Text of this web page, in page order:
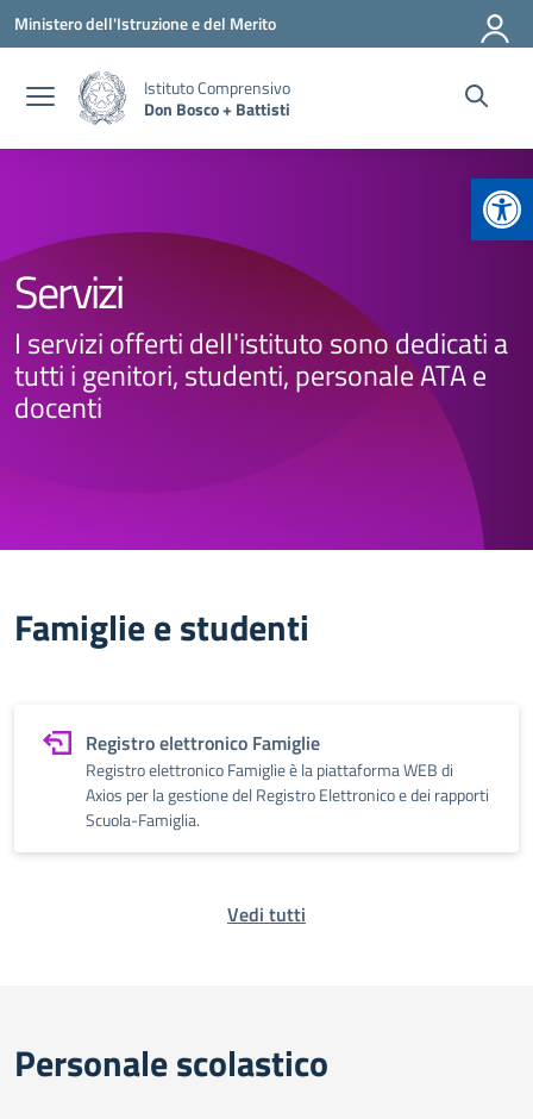
Vai ai contenuti
Vai al menu di navigazione
Vai al footer
Ministero dell'Istruzione e del Merito
Istituto Comprensivo
Don Bosco + Battisti
Servizi
I servizi offerti dell'istituto sono dedicati a
tutti i genitori, studenti, personale ATA e
docenti
Famiglie e studenti
Registro elettronico Famiglie
Registro elettronico Famiglie è la piattaforma WEB di
Axios per la gestione del Registro Elettronico e dei rapporti
Scuola-Famiglia.
Vedi tutti
Personale scolastico